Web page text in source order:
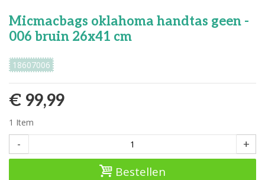
Micmacbags oklahoma handtas geen -
006 bruin 26x41 cm
18607006
€ 99,99
1 Item
- +
Bestellen